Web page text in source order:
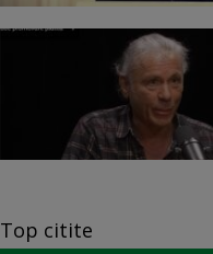
Top citite